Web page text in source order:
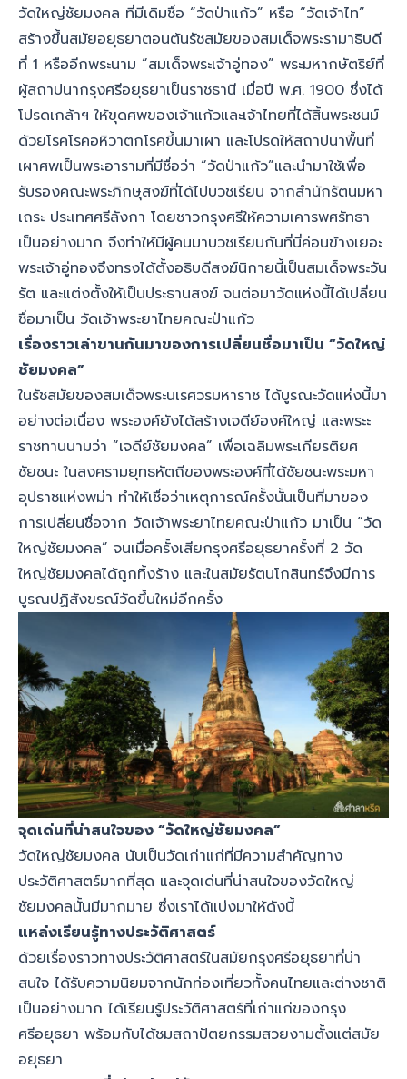
วัดใหญ่ชัยมงคล ที่มีเดิมชื่อ “วัดป่าแก้ว” หรือ “วัดเจ้าไท”
สร้างขึ้นสมัยอยุธยาตอนต้นรัชสมัยของสมเด็จพระรามาธิบดี
ที่ 1 หรืออีกพระนาม “สมเด็จพระเจ้าอู่ทอง” พระมหากษัตริย์ที่
ผู้สถาปนากรุงศรีอยุธยาเป็นราชธานี เมื่อปี พ.ศ. 1900 ซึ่งได้
โปรดเกล้าฯ ให้ขุดศพของเจ้าแก้วและเจ้าไทยที่ได้สิ้นพระชนม์
ด้วยโรคโรคอหิวาตกโรคขึ้นมาเผา และโปรดให้สถาปนาพื้นที่
เผาศพเป็นพระอารามที่มีชื่อว่า “วัดป่าแก้ว”และนำมาใช้เพื่อ
รับรองคณะพระภิกษุสงฆ์ที่ได้ไปบวชเรียน จากสำนักรัตนมหา
เถระ ประเทศศรีลังกา โดยชาวกรุงศรีให้ความเคารพศรัทธา
เป็นอย่างมาก จึงทำให้มีผู้คนมาบวชเรียนกันที่นี่ค่อนข้างเยอะ
พระเจ้าอู่ทองจึงทรงได้ตั้งอธิบดีสงฆ์นิกายนี้เป็นสมเด็จพระวัน
รัต และแต่งตั้งให้เป็นประธานสงฆ์ จนต่อมาวัดแห่งนี้ได้เปลี่ยน
ชื่อมาเป็น วัดเจ้าพระยาไทยคณะป่าแก้ว
เรื่องราวเล่าขานกันมาของการเปลี่ยนชื่อมาเป็น “วัดใหญ่
ชัยมงคล”
ในรัชสมัยของสมเด็จพระนเรศวรมหาราช ได้บูรณะวัดแห่งนี้มา
อย่างต่อเนื่อง พระองค์ยังได้สร้างเจดีย์องค์ใหญ่ และพระะ
ราชทานนามว่า “เจดีย์ชัยมงคล” เพื่อเฉลิมพระเกียรติยศ
ชัยชนะ ในสงครามยุทธหัตถีของพระองค์ที่ได้ชัยชนะพระมหา
อุปราชแห่งพม่า ทำให้เชื่อว่าเหตุการณ์ครั้งนั้นเป็นที่มาของ
การเปลี่ยนชื่อจาก วัดเจ้าพระยาไทยคณะป่าแก้ว มาเป็น “วัด
ใหญ่ชัยมงคล” จนเมื่อครั้งเสียกรุงศรีอยุธยาครั้งที่ 2 วัด
ใหญ่ชัยมงคลได้ถูกทิ้งร้าง และในสมัยรัตนโกสินทร์จึงมีการ
บูรณปฏิสังขรณ์วัดขึ้นใหม่อีกครั้ง
จุดเด่นที่น่าสนใจของ “วัดใหญ่ชัยมงคล”
วัดใหญ่ชัยมงคล นับเป็นวัดเก่าแก่ที่มีความสำคัญทาง
ประวัติศาสตร์มากที่สุด และจุดเด่นที่น่าสนใจของวัดใหญ่
ชัยมงคลนั้นมีมากมาย ซึ่งเราได้แบ่งมาให้ดังนี้
แหล่งเรียนรู้ทางประวัติศาสตร์
ด้วยเรื่องราวทางประวัติศาสตร์ในสมัยกรุงศรีอยุธยาที่น่า
สนใจ ได้รับความนิยมจากนักท่องเที่ยวทั้งคนไทยและต่างชาติ
เป็นอย่างมาก ได้เรียนรู้ประวัติศาสตร์ที่เก่าแก่ของกรุง
ศรีอยุธยา พร้อมกับได้ชมสถาปัตยกรรมสวยงามตั้งแต่สมัย
อยุธยา